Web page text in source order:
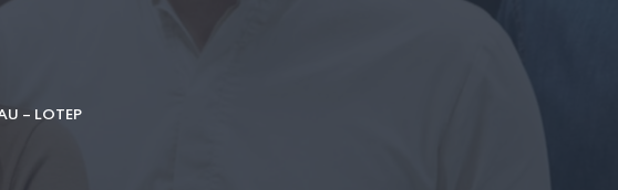
– LOTEP